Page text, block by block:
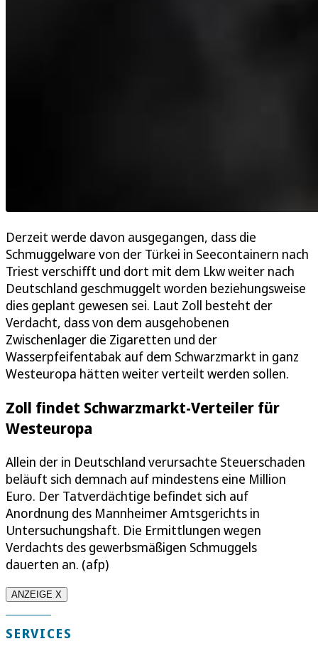
Derzeit werde davon ausgegangen, dass die
Schmuggelware von der Türkei in Seecontainern nach
Triest verschifft und dort mit dem Lkw weiter nach
Deutschland geschmuggelt worden beziehungsweise
dies geplant gewesen sei. Laut Zoll besteht der
Verdacht, dass von dem ausgehobenen
Zwischenlager die Zigaretten und der
Wasserpfeifentabak auf dem Schwarzmarkt in ganz
Westeuropa hätten weiter verteilt werden sollen.
Zoll findet Schwarzmarkt-Verteiler für
Westeuropa
Allein der in Deutschland verursachte Steuerschaden
beläuft sich demnach auf mindestens eine Million
Euro. Der Tatverdächtige befindet sich auf
Anordnung des Mannheimer Amtsgerichts in
Untersuchungshaft. Die Ermittlungen wegen
Verdachts des gewerbsmäßigen Schmuggels
dauerten an. (afp)
ANZEIGE X
SERVICES